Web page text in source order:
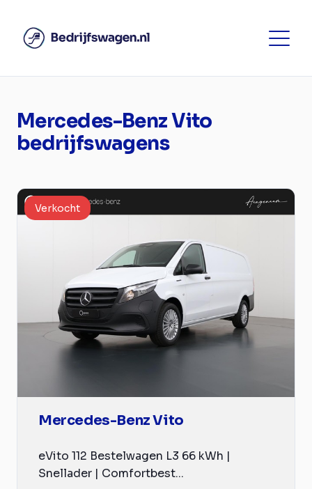
Mercedes-Benz Vito
bedrijfswagens
Verkocht
Mercedes-Benz Vito
eVito 112 Bestelwagen L3 66 kWh |
Snellader | Comfortbest...